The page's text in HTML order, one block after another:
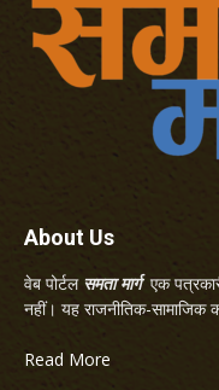
About Us
वेब पोर्टल समता मार्गएक
नहीं। यह राजनीतिक-सामाजिक
Read More